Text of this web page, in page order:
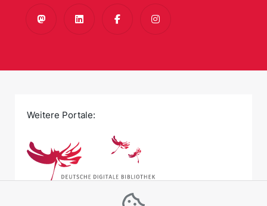
MastodonLinkedInFacebookInstagram
Weitere Portale: